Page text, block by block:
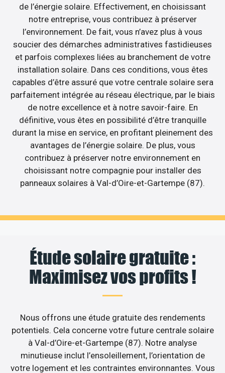
de l’énergie solaire. Effectivement, en choisissant
notre entreprise, vous contribuez à préserver
l’environnement. De fait, vous n’avez plus à vous
soucier des démarches administratives fastidieuses
et parfois complexes liées au branchement de votre
installation solaire. Dans ces conditions, vous êtes
capables d’être assuré que votre centrale solaire sera
parfaitement intégrée au réseau électrique, par le biais
de notre excellence et à notre savoir-faire. En
définitive, vous êtes en possibilité d’être tranquille
durant la mise en service, en profitant pleinement des
avantages de l’énergie solaire. De plus, vous
contribuez à préserver notre environnement en
choisissant notre compagnie pour installer des
panneaux solaires à Val-d’Oire-et-Gartempe (87).
Étude solaire gratuite :
Maximisez vos profits !
Nous offrons une étude gratuite des rendements
potentiels. Cela concerne votre future centrale solaire
à Val-d’Oire-et-Gartempe (87). Notre analyse
minutieuse inclut l’ensoleillement, l’orientation de
votre logement et les contraintes environnantes. Vous